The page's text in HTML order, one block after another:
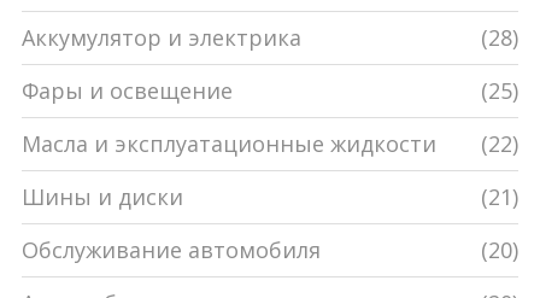
Аккумулятор и электрика
(28)
Фары и освещение
(25)
Масла и эксплуатационные жидкости
(22)
Шины и диски
(21)
Обслуживание автомобиля
(20)